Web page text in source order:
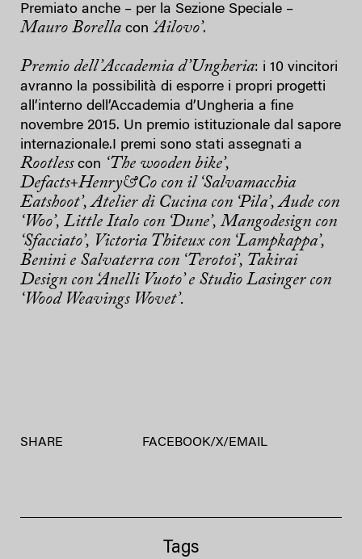
Premiato anche – per la Sezione Speciale –
Mauro Borella con ‘Ailovo’.
Premio dell’Accademia d’Ungheria: i 10 vincitori
avranno la possibilità di esporre i propri progetti
all’interno dell’Accademia d’Ungheria a fine
novembre 2015. Un premio istituzionale dal sapore
internazionale.I premi sono stati assegnati a
Rootlesscon ‘The wooden bike’,
Defacts+Henry&Co con il ‘Salvamacchia
Eatshoot’, Atelier di Cucina con ‘Pila’, Aude con
‘Woo’, Little Italo con ‘Dune’, Mangodesign con
‘Sfacciato’, Victoria Thiteux con ‘Lampkappa’,
Benini e Salvaterra con ‘Terotoi’, Takirai
Design con ‘Anelli Vuoto’ e Studio Lasinger con
‘Wood Weavings Wovet’.
SHARE FACEBOOK/X/EMAIL
Tags